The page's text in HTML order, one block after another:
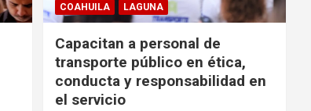
COAHUILA LAGUNA
Capacitan a personal de
transporte público en ética,
conducta y responsabilidad en
el servicio